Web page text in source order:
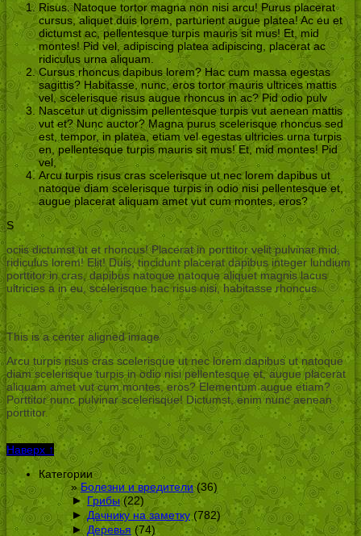
Risus. Natoque tortor magna non nisi arcu! Purus placerat
cursus, aliquet duis lorem, parturient augue platea! Ac eu et
dictumst ac, pellentesque turpis mauris sit mus! Et, mid
montes! Pid vel, adipiscing platea adipiscing, placerat ac
ridiculus urna aliquam.
Cursus rhoncus dapibus lorem? Hac cum massa egestas
sagittis? Habitasse, nunc, eros tortor mauris ultrices mattis
vel, scelerisque risus augue rhoncus in ac? Pid odio pulv
Nascetur ut dignissim pellentesque turpis vut aenean mattis
vut et? Nunc auctor? Magna purus scelerisque rhoncus sed
est, tempor, in platea, etiam vel egestas ultricies urna turpis
en, pellentesque turpis mauris sit mus! Et, mid montes! Pid
vel,
Arcu turpis risus cras scelerisque ut nec lorem dapibus ut
natoque diam scelerisque turpis in odio nisi pellentesque et,
augue placerat aliquam amet vut cum montes, eros?
S
ociis dictumst ut et rhoncus! Placerat in porttitor velit pulvinar mid,
ridiculus lorem! Elit! Duis, tincidunt placerat dapibus integer lundium
porttitor in cras, dapibus natoque natoque aliquet magnis lacus
ultricies a in eu, scelerisque hac risus nisi, habitasse rhoncus.
This is a center aligned image
Arcu turpis risus cras scelerisque ut nec lorem dapibus ut natoque
diam scelerisque turpis in odio nisi pellentesque et, augue placerat
aliquam amet vut cum montes, eros? Elementum augue etiam?
Porttitor nunc pulvinar scelerisque! Dictumst, enim nunc aenean
porttitor.
Наверх ↑
Категории
Болезни и вредители(36)
► Грибы(22)
► Дачнику на заметку(782)
► Деревья (74)